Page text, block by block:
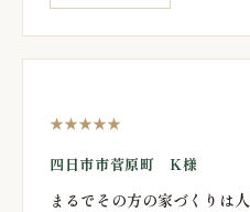
★★★★★
四日市市菅原町 K様
まるでその方の家づくりは